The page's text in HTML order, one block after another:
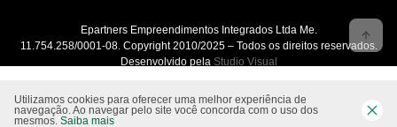
Epartners Empreendimentos Integrados Ltda Me.
11.754.258/0001‐08. Copyright 2010/2025 – Todos os direitos reservados.
Desenvolvido pela Studio Visual
Utilizamos cookies para oferecer uma melhor experiência de
navegação. Ao navegar pelo site você concorda com o uso dos
mesmos. Saiba mais